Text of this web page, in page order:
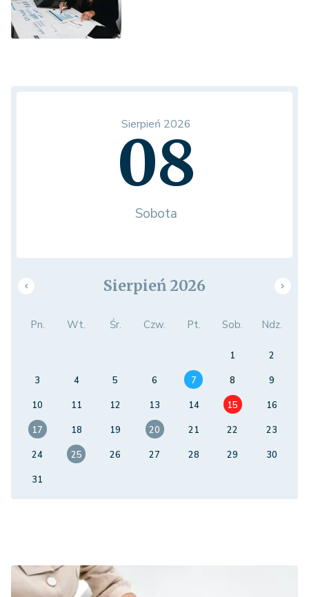
Sierpień 2026
08
Sobota
Sierpień 2026
Pn. Wt. Śr. Czw. Pt. Sob. Ndz.
1
2
3
4 5 6 7 8
9
10
11 12 13 14 15
16
17
18 19 20 21 22
23
24
25 26 27 28 29
30
31